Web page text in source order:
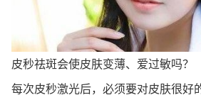
皮秒祛斑会使皮肤变薄、爱过敏吗？
每次皮秒激光后，必须要对皮肤很好